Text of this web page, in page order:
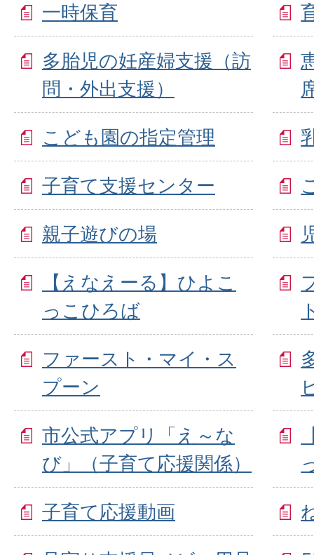
一時保育
多胎児の妊産婦支援（訪
問・外出支援）
こども園の指定管理
子育て支援センター
親子遊びの場
【えなえーる】ひよこ
っこひろば
ファースト・マイ・ス
プーン
市公式アプリ「え～な
び」（子育て応援関係）
子育て応援動画